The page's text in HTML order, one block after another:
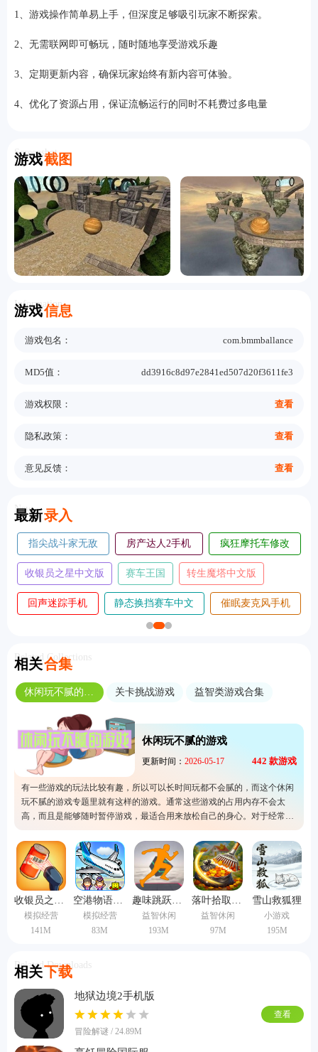
1、游戏操作简单易上手，但深度足够吸引玩家不断探索。
2、无需联网即可畅玩，随时随地享受游戏乐趣
3、定期更新内容，确保玩家始终有新内容可体验。
4、优化了资源占用，保证流畅运行的同时不耗费过多电量
游戏截图
Screenshot
游戏信息
Information
游戏包名： com.bmmballance
MD5值： dd3916c8d97e2841ed507d20f3611fe3
游戏权限： 查看
隐私政策： 查看
意见反馈： 查看
最新录入
New
疯狂摩托车修改
版
魔塔中文版
催眠麦克风手机
五千元创业 球球旅行记飞机大厨
超人飞行模拟器手
机版
变色龙躲猫猫手
机版
我是鸟手机
版
趣味跳跃模拟器手机
相关合集
Related Collections
关卡挑战游戏 益智类游戏合集
休闲玩不腻的游戏
更新时间： 2026-05-17 442 款游戏
有一些游戏的玩法比较有趣，所以可以长时间玩都不会腻的，而这个休闲
玩不腻的游戏专题里就有这样的游戏。通常这些游戏的占用内存不会太
高，而且是能够随时暂停游戏，最适合用来放松自己的身心。对于经常长
时间工作的人很适合游玩这里的手机游戏，毕竟特别方便又没有什么游戏
压力，欢迎来选择其中一款噢。
模拟经营
141M
模拟经营
83M
益智休闲
193M
益智休闲
97M
雪山救狐狸
小游戏
195M
相关下载
Related Downloads
地狱边境2手机版
冒险解谜 / 24.89M
查看